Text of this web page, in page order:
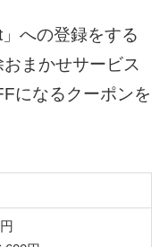
への登録をする
まかせサービス
になるクーポンを